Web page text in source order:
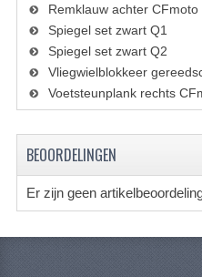
SHINERAY
BODY
Remklauw achter CFmoto
Spiegel set zwart Q1
Spiegel set zwart Q2
Vliegwielblokkeer
Voetsteunplank rechts
BEOORDELINGEN
Er zijn geen